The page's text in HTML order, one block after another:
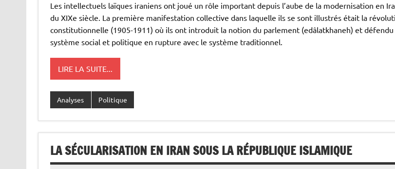
Les intellectuels laïques iraniens ont joué un rôle important depuis l’aube de la modernisation en
du XIXe siècle. La première manifestation collective dans laquelle ils se sont illustrés était la
constitutionnelle (1905-1911) où ils ont introduit la notion du parlement (edâlatkhaneh) et défendu
système social et politique en rupture avec le système traditionnel.
LIRE LA SUITE...
Analyses Politique
LA SÉCULARISATION EN IRAN SOUS LA RÉPUBLIQUE ISLAMIQUE